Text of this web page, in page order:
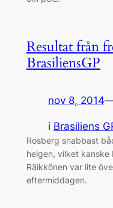
Resultat från
BrasiliensGP
nov 8, 2014
i Brasiliens
Rosberg snabbast
helgen, vilket kanske
Räikkönen var lite
eftermiddagen.